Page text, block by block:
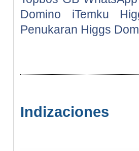
Domino
iTemku
Penukaran Higgs
Indizaciones